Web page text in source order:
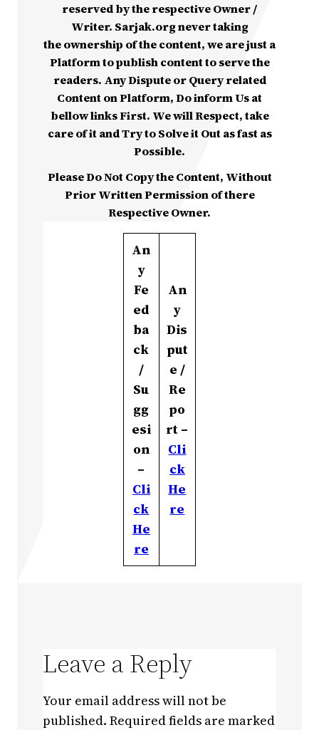
reserved by the respective Owner /
Writer. Sarjak.org never taking
the ownership of the content, we are just a
Platform to publish content to serve the
readers. Any Dispute or Query related
Content on Platform, Do inform Us at
bellow links First. We will Respect, take
care of it and Try to Solve it Out as fast as
Possible.
Please Do Not Copy the Content, Without
Prior Written Permission of there
Respective Owner.
An
y
Fe
ed
ba
ck
/
Su
gg
esi
on
–
Cli
ck
He
re
An
y
Dis
put
e /
Re
po
rt –
Cli
ck
He
re
Leave a Reply
Your email address will not be
published. Required fields are marked